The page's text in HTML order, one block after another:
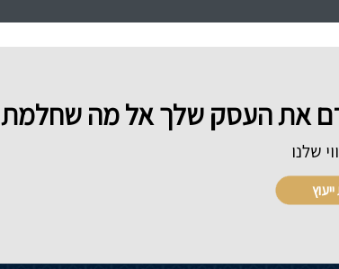
יקדם את העסק שלך אל מה שחלמת
שלנו